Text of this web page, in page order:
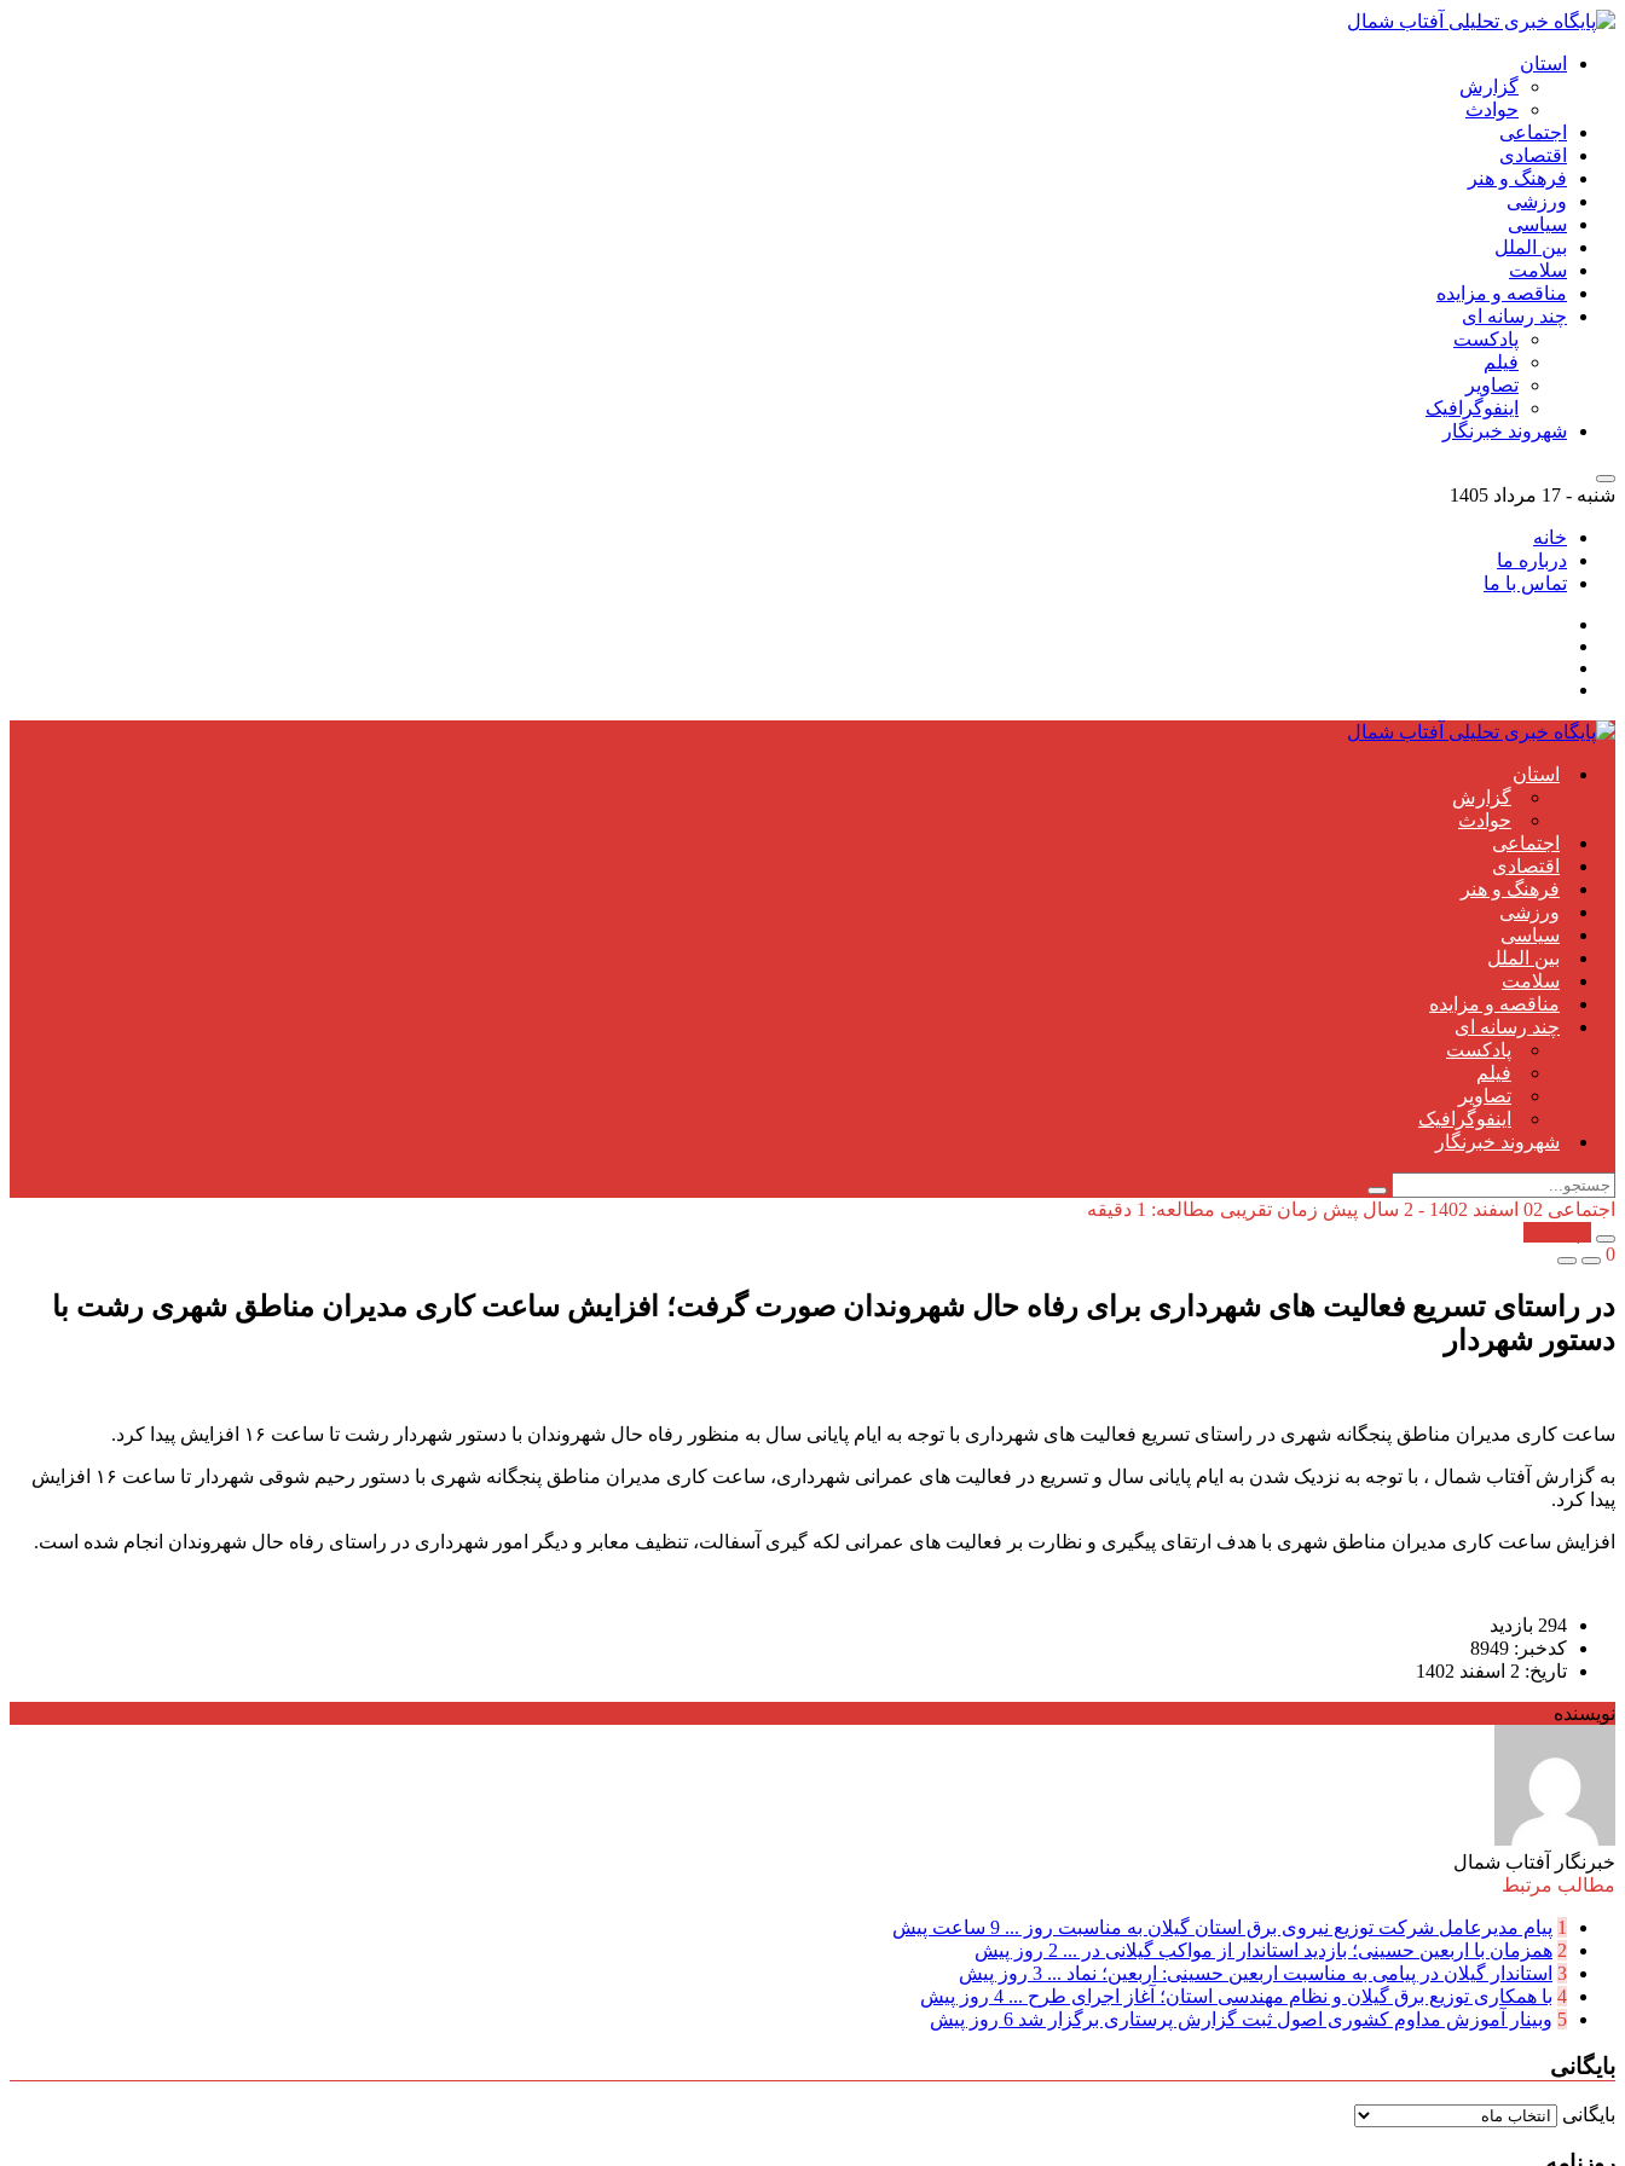
استان
گزارش
حوادث
اجتماعی
اقتصادی
فرهنگ و هنر
ورزشی
سیاسی
بین الملل
سلامت
مناقصه و مزایده
چند رسانه ای
پادکست
فیلم
تصاویر
اینفوگرافیک
شهروند خبرنگار
شنبه - 17 مرداد 1405
خانه
درباره ما
تماس با ما
استان
گزارش
حوادث
اجتماعی
اقتصادی
فرهنگ و هنر
ورزشی
سیاسی
بین الملل
سلامت
مناقصه و مزایده
چند رسانه ای
پادکست
فیلم
تصاویر
اینفوگرافیک
شهروند خبرنگار
اجتماعی 02 اسفند 1402 - 2 سال پیش
زمان تقریبی مطالعه: 1 دقیقه
0
در راستای تسریع فعالیت های شهرداری برای رفاه حال شهروندان صورت گرفت؛ افزایش ساعت کاری مدیران مناطق شهری رشت با
دستور شهردار
ساعت کاری مدیران مناطق پنجگانه شهری در راستای تسریع فعالیت های شهرداری با توجه به ایام پایانی سال به منظور رفاه حال شهروندان با دستور شهردار رشت تا ساعت ۱۶ افزایش پیدا کرد.
به گزارش آفتاب شمال ، با توجه به نزدیک شدن به ایام پایانی سال و تسریع در فعالیت های عمرانی شهرداری، ساعت کاری مدیران مناطق پنجگانه شهری با دستور رحیم شوقی شهردار تا ساعت ۱۶ افزایش
پیدا کرد.
افزایش ساعت کاری مدیران مناطق شهری با هدف ارتقای پیگیری و نظارت بر فعالیت های عمرانی لکه گیری آسفالت، تنظیف معابر و دیگر امور شهرداری در راستای رفاه حال شهروندان انجام شده است.
294 بازدید
کدخبر: 8949
تاریخ: 2 اسفند 1402
نویسنده
خبرنگار آفتاب شمال
مطالب مرتبط
1 پیام مدیرعامل شركت توزیع نیروی برق استان گیلان به مناسبت روز ... 9 ساعت پیش
2 همزمان با اربعین حسینی؛ بازدید استاندار از مواکب گیلانی در ... 2 روز پیش
3 استاندار گیلان در پیامی به مناسبت اربعین حسینی: اربعین؛ نماد ... 3 روز پیش
4 با همکاری توزیع برق گیلان و نظام مهندسی استان؛ آغاز اجرای طرح ... 4 روز پیش
5 وبینار آموزش مداوم کشوری اصول ثبت گزارش پرستاری برگزار شد 6 روز پیش
بایگانی
بایگانی